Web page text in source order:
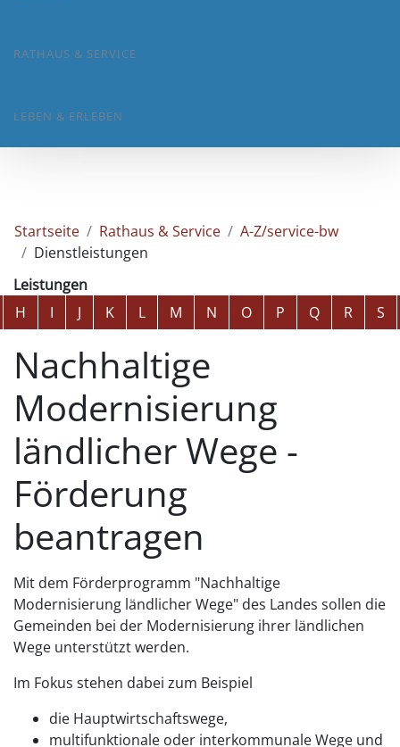
RATHAUS & SERVICE
LEBEN & ERLEBEN
Startseite Rathaus & Service
A-Z/service-bw
Dienstleistungen
Leistungen
Alphabetisches Register überspringen
H I J K L M N O P Q R S
Nachhaltige
Modernisierung
ländlicher Wege -
Förderung
beantragen
Mit dem Förderprogramm "Nachhaltige
Modernisierung ländlicher Wege" des Landes sollen die
Gemeinden bei der Modernisierung ihrer ländlichen
Wege unterstützt werden.
Im Fokus stehen dabei zum Beispiel
die Hauptwirtschaftswege,
multifunktionale oder interkommunale Wege und